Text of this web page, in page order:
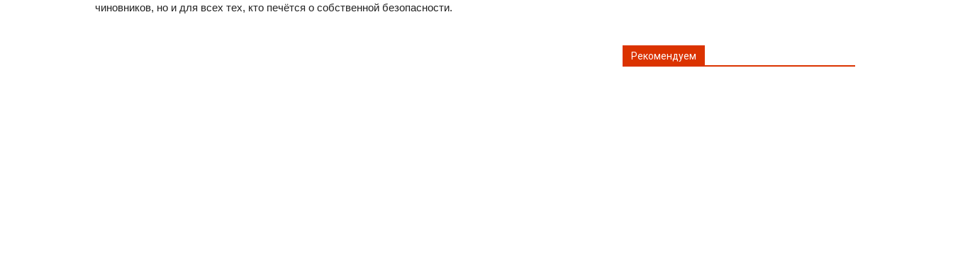
чиновников, но и для всех тех, кто печётся о собственной безопасности.
Рекомендуем